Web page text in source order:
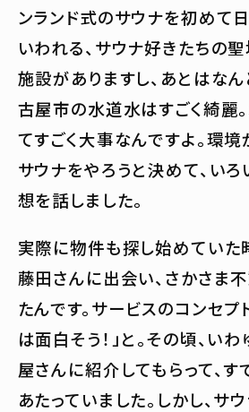
ンランド式のサウナを初めて
いわれる、サウナ好きたちの
施設がありますし、あとはなん
古屋市の水道水はすごく綺麗
てすごく大事なんですよ。環
サウナをやろうと決めて、い
想を話しました。
実際に物件も探し始めていた
藤田さんに出会い、さかさま
たんです。サービスのコンセプ
は面白そう！」と。その頃、い
屋さんに紹介してもらって、
あたっていました。しかし、サ